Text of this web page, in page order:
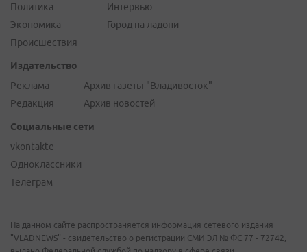
Политика
Экономика
Происшествия
Интервью
Город на ладони
Издательство
Реклама
Редакция
Архив газеты "Владивосток"
Архив новостей
Социальные сети
vkontakte
Одноклассники
Телеграм
На данном сайте распространяется информация сетевого издания
"VLADNEWS" - свидетельство о регистрации СМИ ЭЛ № ФС 77 - 72742,